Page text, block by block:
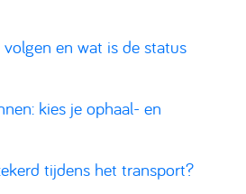
en wat is de status
kies je ophaal- en
tijdens het transport?